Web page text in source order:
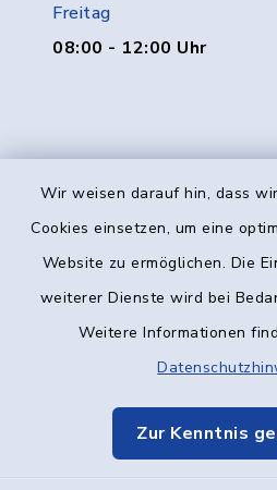
Wir weisen darauf hin, dass
Cookies einsetzen, um eine
Website zu ermöglichen. Die
weiterer Dienste wird bei
Weitere Informationen
Zur Kenntnis
Freitag
08:00 - 12:00 Uhr
Elektronische